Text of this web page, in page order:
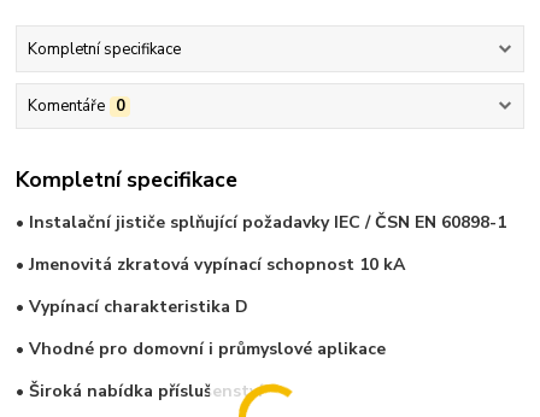
Kompletní specifikace
Komentáře 0
Kompletní specifikace
• Instalační jističe splňující požadavky IEC / ČSN EN 60898-1
• Jmenovitá zkratová vypínací schopnost 10 kA
• Vypínací charakteristika D
• Vhodné pro domovní i průmyslové aplikace
• Široká nabídka příslušenství